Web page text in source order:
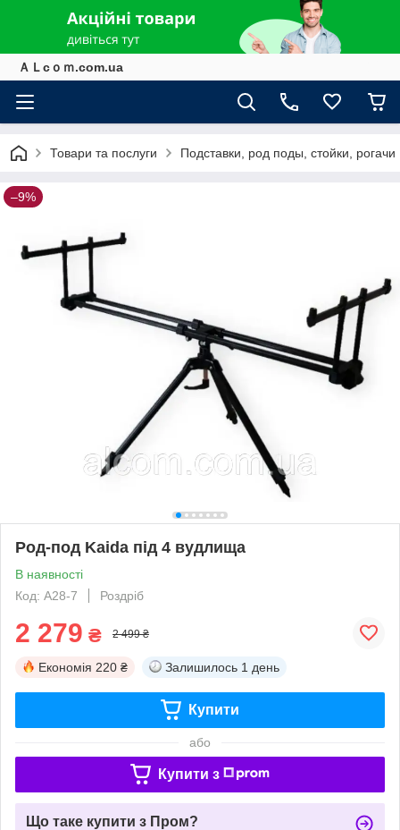
ＡＬcｏｍ.com.ua
Товари та послуги Подставки, род поды, стойки, рогачи
–9%
Род-под Kaida під 4 вудлища
В наявності
Код: A28-7
Роздріб
2 279 ₴ 2 499 ₴
Економія 220 ₴ Залишилось 1 день
Купити
або
Купити з
Що таке купити з Пром?